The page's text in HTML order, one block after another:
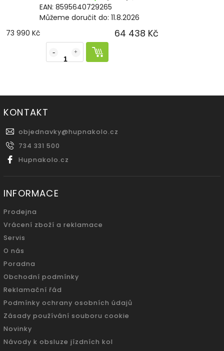
EAN: 8595640729265
Můžeme doručit do: 11.8.2026
73 990 Kč
64 438 Kč
KONTAKT
objednavky@hupnakolo.cz
734 331 500
Hupnakolo.cz
INFORMACE
Prodejna
Vrácení zboží a reklamace
Servis
O nás
Poradna
Obchodní podmínky
Reklamační řád
Podmínky ochrany osobních údajů
Zásady používání souboru cookie
Novinky
Návody k obsluze jízdních kol